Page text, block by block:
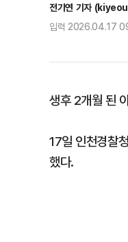
전기연 기자
입력 2026.04.17
생후 2개월 된
17일 인천경찰
했다.